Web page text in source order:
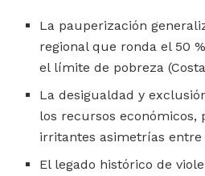
La pauperización
regional que ronda el 50
el límite de pobreza
La desigualdad y
los recursos económicos,
irritantes asimetrías entre
El legado histórico de